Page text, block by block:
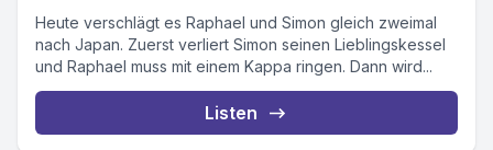
Heute verschlägt es Raphael und Simon gleich zweimal
nach Japan. Zuerst verliert Simon seinen Lieblingskessel
und Raphael muss mit einem Kappa ringen. Dann wird...
Listen